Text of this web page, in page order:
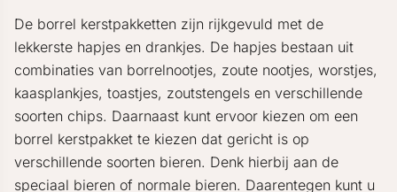
De borrel kerstpakketten zijn rijkgevuld met de
lekkerste hapjes en drankjes. De hapjes bestaan uit
combinaties van borrelnootjes, zoute nootjes, worstjes,
kaasplankjes, toastjes, zoutstengels en verschillende
soorten chips. Daarnaast kunt ervoor kiezen om een
borrel kerstpakket te kiezen dat gericht is op
verschillende soorten bieren. Denk hierbij aan de
speciaal bieren of normale bieren. Daarentegen kunt u